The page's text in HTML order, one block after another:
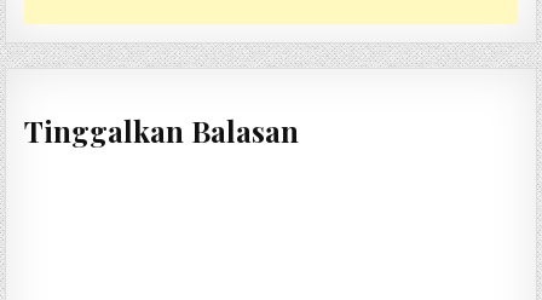
Tinggalkan Balasan